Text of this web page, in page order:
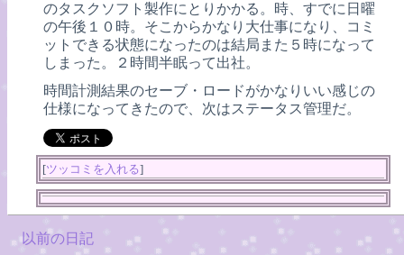
のタスクソフト製作にとりかかる。時、すでに日曜
の午後１０時。そこからかなり大仕事になり、コミ
ットできる状態になったのは結局また５時になって
しまった。２時間半眠って出社。
時間計測結果のセーブ・ロードがかなりいい感じの
仕様になってきたので、次はステータス管理だ。
[ツッコミを入れる]
以前の日記